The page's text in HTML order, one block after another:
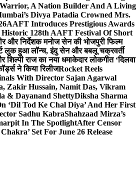
A Nation Builder And A Living
Divya Patadia Crowned Mrs.
AAFT Introduces Prestigious Awards
128th AAFT Festival Of Short
और निर्देशक मनोज सेन की भोजपुरी फिल्म
लुक हुआ लॉन्च, इंदु सेन और बबलू चक्रवर्ती
शिल्पी राज का नया धमाकेदार लोकगीत ‘दिलवा
ने किया रिलीजRocket Reels
With Director Sajan Agarwal
Zakir Hussain, Namit Das, Vikram
& Dayanand ShettyDiksha Sharma
‘Dil Tod Ke Chal Diya’ And Her First
Sadhu KabraShahzaad Mirza’s
In The SpotlightAfter Censor
Set For June 26 Release